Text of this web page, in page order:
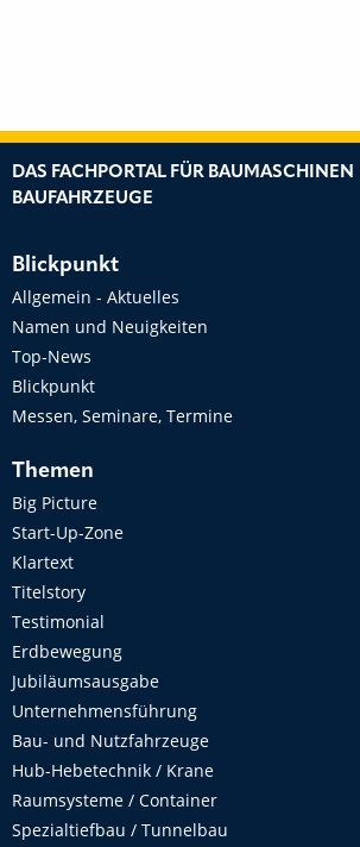
DAS FACHPORTAL FÜR BAUMASCHINEN
BAUFAHRZEUGE
Blickpunkt
Allgemein - Aktuelles
Namen und Neuigkeiten
Top-News
Blickpunkt
Messen, Seminare, Termine
Themen
Big Picture
Start-Up-Zone
Klartext
Titelstory
Testimonial
Erdbewegung
Jubiläumsausgabe
Unternehmensführung
Bau- und Nutzfahrzeuge
Hub-Hebetechnik / Krane
Raumsysteme / Container
Spezialtiefbau / Tunnelbau